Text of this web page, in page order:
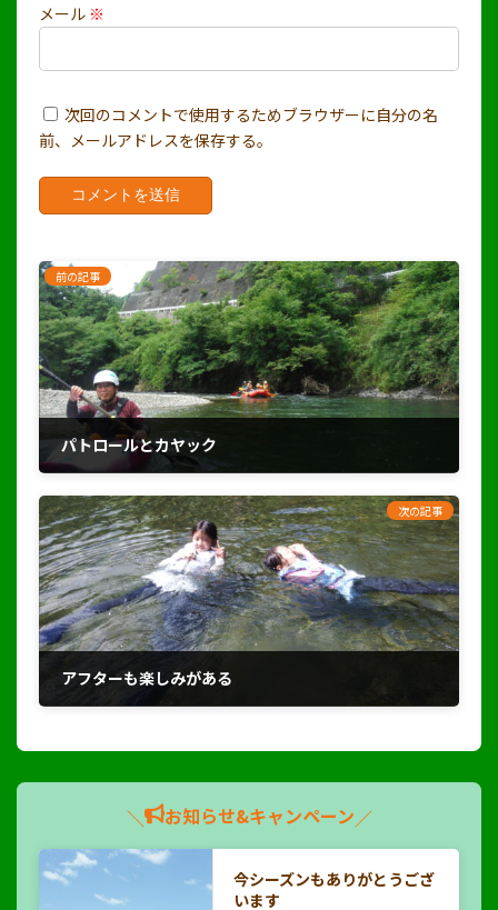
メール ※
次回のコメントで使用するためブラウザーに自分の名
前、メールアドレスを保存する。
前の記事
パトロールとカヤック
次の記事
アフターも楽しみがある
＼ お知らせ&キャンペーン／
今シーズンもありがとうござ
います